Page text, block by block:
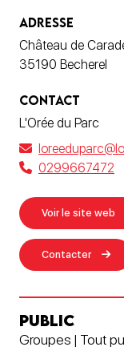
ADRESSE
Château de
35190 Becherel
CONTACT
L'Orée du Parc
0299667472
Voir le site web
Contacter
PUBLIC
Groupes | Tout